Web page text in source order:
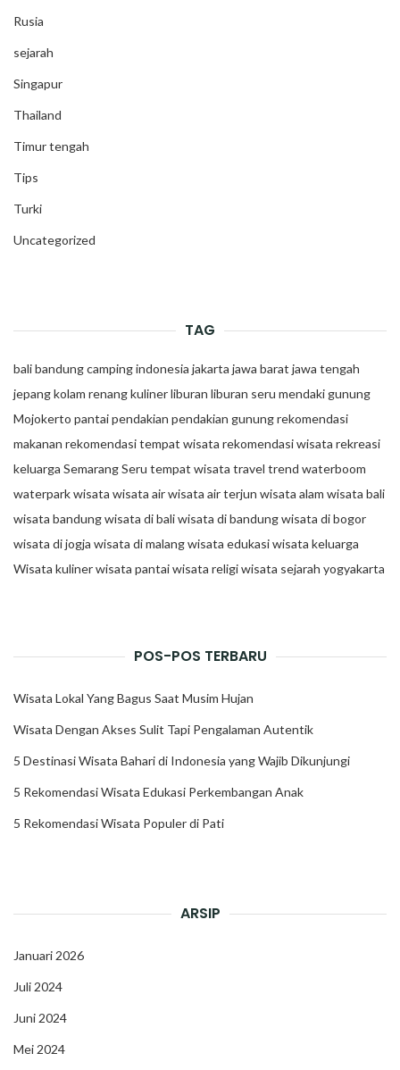
Rusia
sejarah
Singapur
Thailand
Timur tengah
Tips
Turki
Uncategorized
TAG
balibandungcampingindonesia jakarta jawa barat jawa tengah
jepangkolam renangkulinerliburan liburan seru mendaki gunung
Mojokerto pantaipendakian pendakian gunungrekomendasi
makanan rekomendasi tempat wisata rekomendasi wisata rekreasi
keluarga SemarangSeru tempat wisata travel trend waterboom
waterparkwisata wisata airwisata air terjun wisata alam wisata bali
wisata bandungwisata di baliwisata di bandungwisata di bogor
wisata di jogja wisata di malangwisata edukasiwisata keluarga
Wisata kulinerwisata pantaiwisata religiwisata sejarah yogyakarta
POS-POS TERBARU
Wisata Lokal Yang Bagus Saat Musim Hujan
Wisata Dengan Akses Sulit Tapi Pengalaman Autentik
5 Destinasi Wisata Bahari di Indonesia yang Wajib Dikunjungi
5 Rekomendasi Wisata Edukasi Perkembangan Anak
5 Rekomendasi Wisata Populer di Pati
ARSIP
Januari 2026
Juli 2024
Juni 2024
Mei 2024